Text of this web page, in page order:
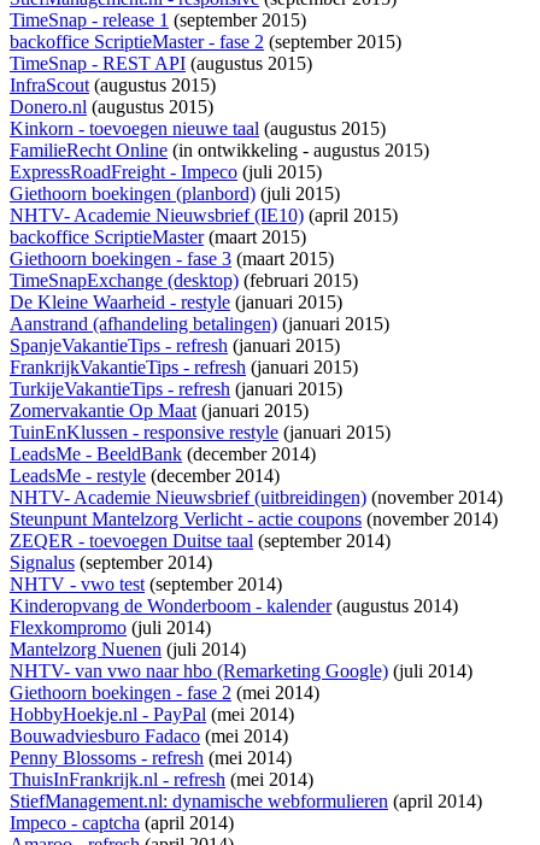
TimeSnap - release 1 (september 2015)
backoffice ScriptieMaster - fase 2 (september 2015)
TimeSnap - REST API (augustus 2015)
InfraScout(augustus 2015)
Donero.nl (augustus 2015)
Kinkorn - toevoegen nieuwe taal (augustus 2015)
FamilieRecht Online (in ontwikkeling - augustus 2015)
ExpressRoadFreight - Impeco (juli 2015)
Giethoorn boekingen (planbord) (juli 2015)
NHTV- Academie Nieuwsbrief (IE10) (april 2015)
backoffice ScriptieMaster(maart 2015)
Giethoorn boekingen - fase 3 (maart 2015)
TimeSnapExchange (desktop) (februari 2015)
De Kleine Waarheid - restyle (januari 2015)
Aanstrand (afhandeling betalingen) (januari 2015)
SpanjeVakantieTips - refresh (januari 2015)
FrankrijkVakantieTips - refresh (januari 2015)
TurkijeVakantieTips - refresh (januari 2015)
Zomervakantie Op Maat(januari 2015)
TuinEnKlussen - responsive restyle (januari 2015)
LeadsMe - BeeldBank (december 2014)
LeadsMe - restyle (december 2014)
NHTV- Academie Nieuwsbrief (uitbreidingen) (november 2014)
Steunpunt Mantelzorg Verlicht - actie coupons (november 2014)
ZEQER - toevoegen Duitse taal (september 2014)
Signalus (september 2014)
NHTV - vwo test(september 2014)
Kinderopvang de Wonderboom - kalender(augustus 2014)
Flexkompromo (juli 2014)
Mantelzorg Nuenen (juli 2014)
NHTV- van vwo naar hbo (Remarketing Google) (juli 2014)
Giethoorn boekingen - fase 2 (mei 2014)
HobbyHoekje.nl - PayPal (mei 2014)
Bouwadviesburo Fadaco (mei 2014)
Penny Blossoms - refresh (mei 2014)
ThuisInFrankrijk.nl - refresh (mei 2014)
StiefManagement.nl: dynamische webformulieren (april 2014)
Impeco - captcha (april 2014)